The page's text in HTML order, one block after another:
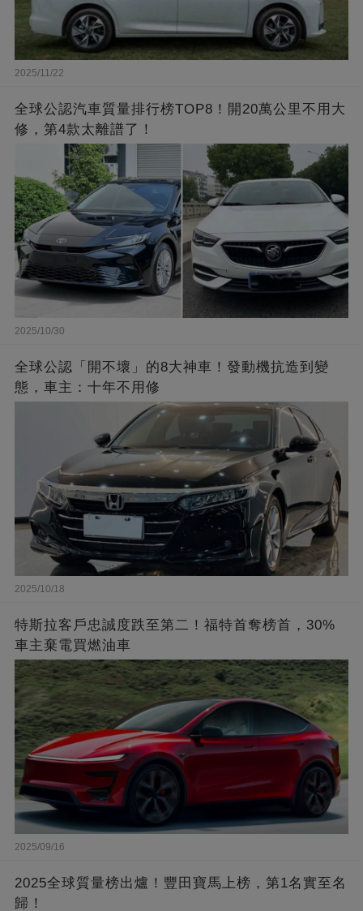
2025/11/22
全球公認汽車質量排行榜TOP8！開20萬公里不用大
修，第4款太離譜了！
2025/10/30
全球公認「開不壞」的8大神車！發動機抗造到變
態，車主：十年不用修
2025/10/18
特斯拉客戶忠誠度跌至第二！福特首奪榜首，30%
車主棄電買燃油車
2025/09/16
2025全球質量榜出爐！豐田寶馬上榜，第1名實至名
歸！